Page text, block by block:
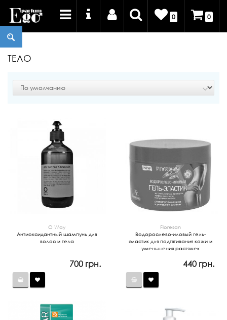
0 0
ТЕЛО
O Way
Антиоксидантный шампунь для
волос и тела
700 грн.
Floresan
Водорослево-иловый гель-
эластик для подтягивания кожи и
уменьшения растяжек
440 грн.